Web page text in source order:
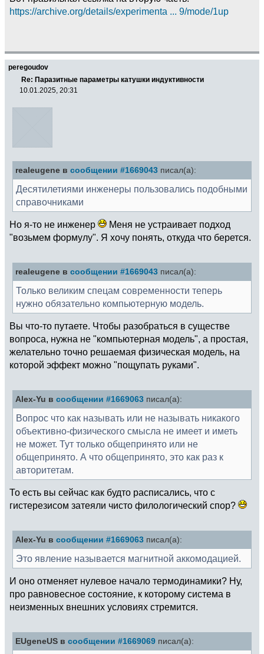
https://archive.org/details/experimenta ... 9/mode/1up
peregoudov
Re: Паразитные параметры катушки индуктивности
10.01.2025, 20:31
realeugene в сообщении #1669043 писал(а):
Десятилетиями инженеры пользовались подобными
справочниками
Но я-то не инженер
Меня не устраивает подход
"возьмем формулу". Я хочу понять, откуда что берется.
realeugene в сообщении #1669043 писал(а):
Только великим спецам современности теперь
нужно обязательно компьютерную модель.
Вы что-то путаете. Чтобы разобраться в существе
вопроса, нужна не "компьютерная модель", а простая,
желательно точно решаемая физическая модель, на
которой эффект можно "пощупать руками".
Alex-Yu в сообщении #1669063 писал(а):
Вопрос что как называть или не называть никакого
объективно-физического смысла не имеет и иметь
не может. Тут только общепринято или не
общепринято. А что общепринято, это как раз к
авторитетам.
То есть вы сейчас как будто расписались, что с
гистерезисом затеяли чисто филологический спор?
Alex-Yu в сообщении #1669063 писал(а):
Это явление называется магнитной аккомодацией.
И оно отменяет нулевое начало термодинамики? Ну,
про равновесное состояние, к которому система в
неизменных внешних условиях стремится.
EUgeneUS в сообщении #1669069 писал(а):